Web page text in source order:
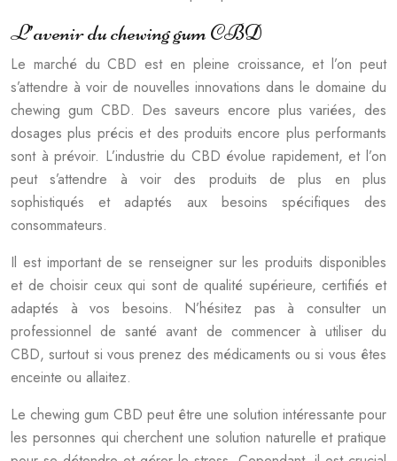
L’avenir du chewing gum CBD
Le marché du CBD est en pleine croissance, et l’on peut
s’attendre à voir de nouvelles innovations dans le domaine du
chewing gum CBD. Des saveurs encore plus variées, des
dosages plus précis et des produits encore plus performants
sont à prévoir. L’industrie du CBD évolue rapidement, et l’on
peut s’attendre à voir des produits de plus en plus
sophistiqués et adaptés aux besoins spécifiques des
consommateurs.
Il est important de se renseigner sur les produits disponibles
et de choisir ceux qui sont de qualité supérieure, certifiés et
adaptés à vos besoins. N’hésitez pas à consulter un
professionnel de santé avant de commencer à utiliser du
CBD, surtout si vous prenez des médicaments ou si vous êtes
enceinte ou allaitez.
Le chewing gum CBD peut être une solution intéressante pour
les personnes qui cherchent une solution naturelle et pratique